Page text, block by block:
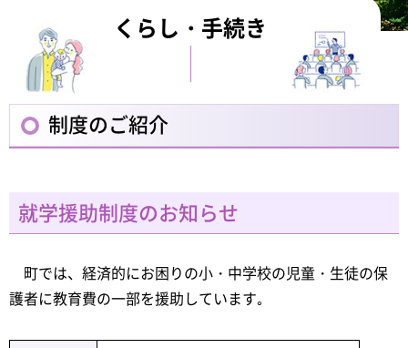
くらし・手続き
制度のご紹介
就学援助制度のお知らせ
町では、経済的にお困りの小・中学校の児童・生徒の保
護者に教育費の一部を援助しています｡